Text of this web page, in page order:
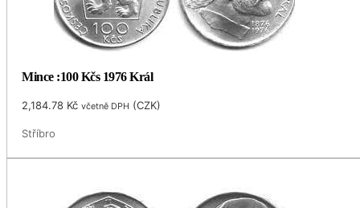
Mince :100 Kčs 1976 Král
2,184.78 Kč včetně DPH (CZK)
Stříbro